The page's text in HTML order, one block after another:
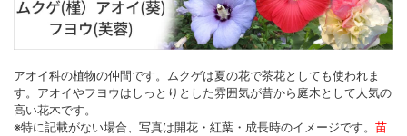
アオイ科の植物の仲間です。ムクゲは夏の花で茶花としても使われま
す。アオイやフヨウはしっとりとした雰囲気が昔から庭木として人気の
高い花木です。
※特に記載がない場合、写真は開花・紅葉・成長時のイメージです。 苗